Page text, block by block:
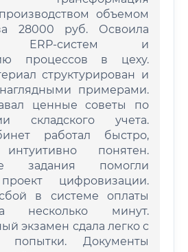
объемом
28000 руб. Освоила
ERP-систем и
процессов в цеху.
структурирован и
примерами.
ценные советы по
складского учета.
работал быстро,
понятен.
задания помогли
цифровизации.
в системе оплаты
несколько минут.
экзамен сдала легко с
Документы